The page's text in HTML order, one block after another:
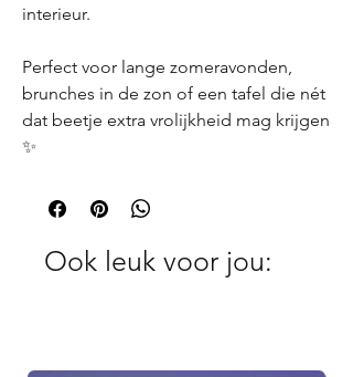
interieur.
Perfect voor lange zomeravonden,
brunches in de zon of een tafel die nét
dat beetje extra vrolijkheid mag krijgen
✨
Ook leuk voor jou: